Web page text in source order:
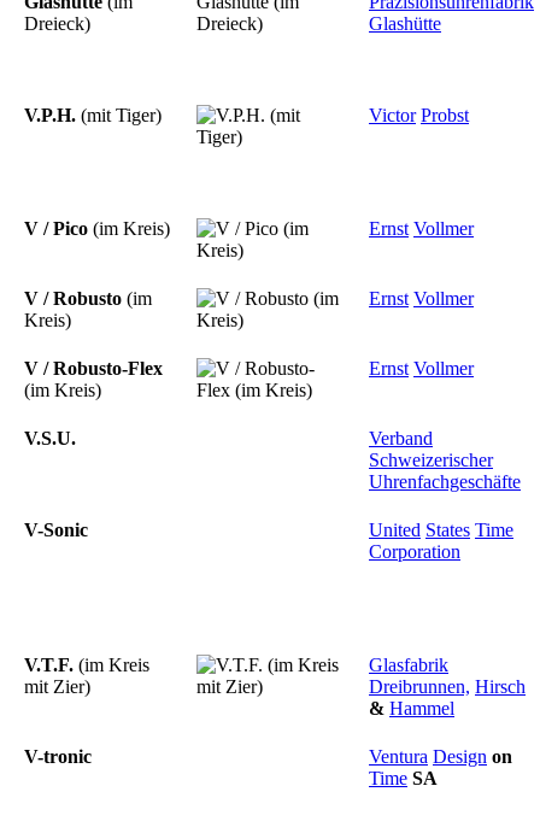
Dreieck)
Glashütte
V.P.H. (mit Tiger) Victor Probst
V / Pico (im Kreis) Ernst Vollmer
V / Robusto (im
Kreis)
Ernst Vollmer
V / Robusto-Flex
(im Kreis)
Ernst Vollmer
V.S.U.
Verband
Schweizerischer
Uhrenfachgeschäfte
V-Sonic United States Time
Corporation
V.T.F. (im Kreis
mit Zier)
Glasfabrik
Dreibrunnen, Hirsch
& Hammel
V-tronic Ventura Design on
Time SA